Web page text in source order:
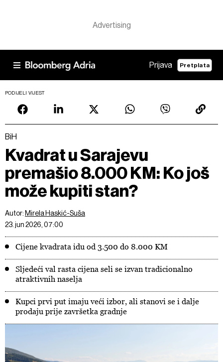
Prijava Pretplata
PODIJELI VIJEST
BiH
Kvadrat u Sarajevu
premašio 8.000 KM: Ko još
može kupiti stan?
Autor: Mirela Haskić-Suša
23. jun 2026, 07:00
Cijene kvadrata idu od 3.500 do 8.000 KM
Sljedeći val rasta cijena seli se izvan tradicionalno
atraktivnih naselja
Kupci prvi put imaju veći izbor, ali stanovi se i dalje
prodaju prije završetka gradnje